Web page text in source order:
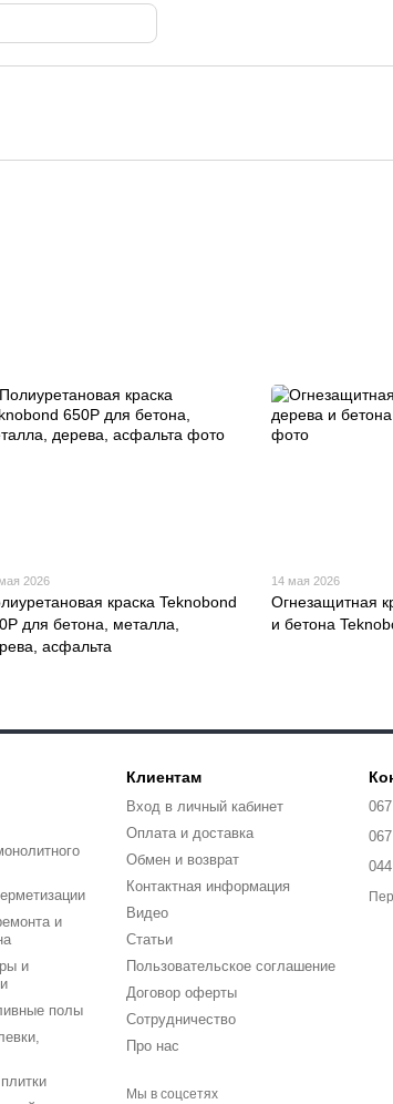
2026
краска Teknobond
для бетона, металла,
асфальта
14 мая 2026
Огнезащитная
и бетона
и
и
полы
Клиентам
Вход в личный кабинет
Оплата и доставка
Обмен и возврат
Контактная информация
Видео
Статьи
Пользовательское соглашение
Договор оферты
Сотрудничество
Про нас
Мы в соцсетях